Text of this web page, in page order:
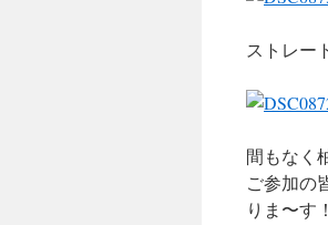
ストレー
間もなく
ご参加の
りま〜す！